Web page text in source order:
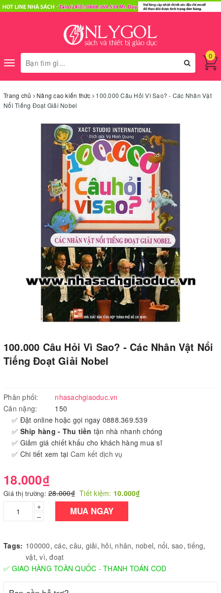
Toggle
navigation
0
Trang chủ Nâng cao kiến thức
100.000 Câu Hỏi Vì Sao? - Các Nhân Vật
Nổi Tiếng Đoạt Giải Nobel
100.000 Câu Hỏi Vì Sao? - Các Nhân Vật Nổi
Tiếng Đoạt Giải Nobel
Phân phối:
nhasachgiaoduc.vn
Cân nặng:
150
✅ Đặt online hoặc gọi ngay 0888.369.539
✅ Ship hàng - Thu tiền tận nhà nhanh chóng
✅ Giảm giá chiết khấu cho khách hàng mua sĩ
✅ Chi tiết xem tại Cam kết dịch vụ
18.000₫
Giá thị trường: 28.000₫ Tiết kiệm: 10.000₫
+
–
MUA NGAY
Tags: 100000, các,câu, giải, hỏi, nhân, nobel, nổi, sao, tiếng,
vật,vì,đoạt
✅ GIAO HÀNG TOÀN QUỐC - THANH TOÁN COD